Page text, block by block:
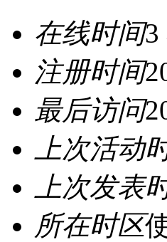
在线时间3
注册时间
最后访问
上次活动
上次发表
所在时区